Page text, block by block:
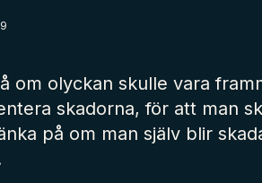
om olyckan skulle vara
skadorna, för att man
på om man själv blir